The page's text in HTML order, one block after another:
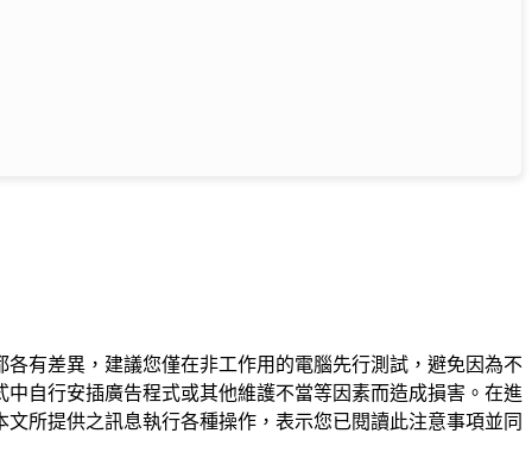
有差異，建議您僅在非工作用的電腦先行測試，避免因為不
自行安插廣告程式或其他維護不當等因素而造成損害。在進
所提供之訊息執行各種操作，表示您已閱讀此注意事項並同